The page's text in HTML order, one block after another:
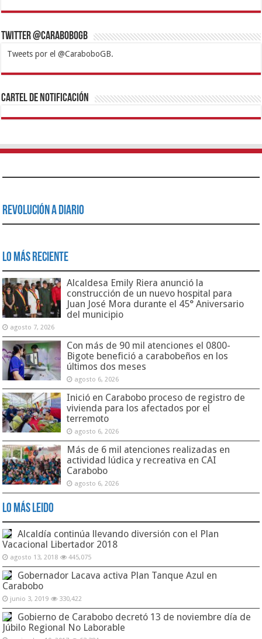
Twitter @CaraboboGB
Tweets por el @CaraboboGB.
1xbetBetturkeyBetistKralbetSupertotobetTipobetMatadorbetMariobet
https://mvbcasino.com/
Cartel de Notificación
Revolución a Diario
Lo Más Reciente
Alcaldesa Emily Riera anunció la
construcción de un nuevo hospital para
Juan José Mora durante el 45° Aniversario
del municipio
agosto 7, 2026
Con más de 90 mil atenciones el 0800-
Bigote benefició a carabobeños en los
últimos dos meses
agosto 6, 2026
Inició en Carabobo proceso de registro de
vivienda para los afectados por el
terremoto
agosto 6, 2026
Más de 6 mil atenciones realizadas en
actividad lúdica y recreativa en CAI
Carabobo
agosto 6, 2026
Lo Más Leido
Alcaldía continúa llevando diversión con el Plan
Vacacional Libertador 2018
agosto 13, 2018 445,075
Gobernador Lacava activa Plan Tanque Azul en
Carabobo
junio 3, 2019 330,422
Gobierno de Carabobo decretó 13 de noviembre día de
Júbilo Regional No Laborable